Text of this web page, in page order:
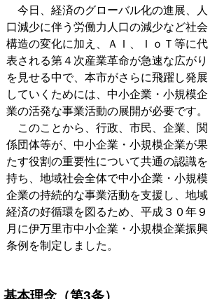
今日、経済のグローバル化の進展、人
口減少に伴う労働力人口の減少など社会
構造の変化に加え、ＡＩ、ＩｏＴ等に代
表される第４次産業革命が急速な広がり
を見せる中で、本市がさらに飛躍し発展
していくためには、中小企業・小規模企
業の活発な事業活動の展開が必要です。
このことから、行政、市民、企業、関
係団体等が、中小企業・小規模企業が果
たす役割の重要性について共通の認識を
持ち、地域社会全体で中小企業・小規模
企業の持続的な事業活動を支援し、地域
経済の好循環を図るため、平成３０年９
月に伊万里市中小企業・小規模企業振興
条例を制定しました。
基本理念（第3条）